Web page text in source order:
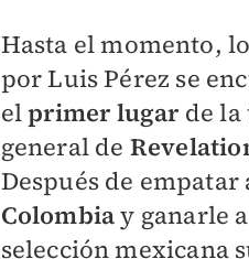
Hasta el momento,
por Luis Pérez se
elprimer lugarde la
general de
Después de empatar
Colombiay ganarle a
selección mexicana